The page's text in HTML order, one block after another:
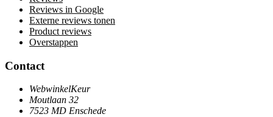
Reviews in Google
Externe reviews tonen
Product reviews
Overstappen
Contact
WebwinkelKeur
Moutlaan 32
7523 MD Enschede